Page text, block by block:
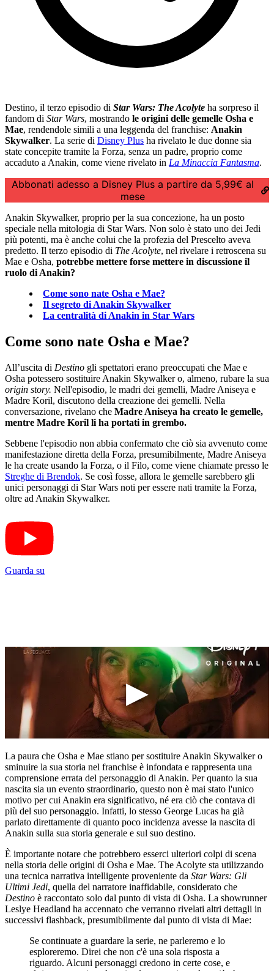
Destino, il terzo episodio di Star Wars: The Acolyte ha sorpreso il
fandom di Star Wars, mostrando le origini delle gemelle Osha e
Mae, rendendole simili a una leggenda del franchise: Anakin
Skywalker. La serie di Disney Plus ha rivelato le due donne sia
state concepite tramite la Forza, senza un padre, proprio come
accaduto a Anakin, come viene rivelato in La Minaccia Fantasma.
Abbonati adesso a Disney Plus a partire da 5,99€ al
mese
Anakin Skywalker, proprio per la sua concezione, ha un posto
speciale nella mitologia di Star Wars. Non solo è stato uno dei Jedi
più potenti, ma è anche colui che la profezia del Prescelto aveva
predetto. Il terzo episodio di The Acolyte, nel rivelare i retroscena su
Mae e Osha, potrebbe mettere forse mettere in discussione il
ruolo di Anakin?
Come sono nate Osha e Mae?
Il segreto di Anakin Skywalker
La centralità di Anakin in Star Wars
Come sono nate Osha e Mae?
All’uscita di Destino gli spettatori erano preoccupati che Mae e
Osha potessero sostituire Anakin Skywalker o, almeno, rubare la sua
origin story. Nell'episodio, le madri dei gemelli, Madre Aniseya e
Madre Koril, discutono della creazione dei gemelli. Nella
conversazione, rivelano che Madre Aniseya ha creato le gemelle,
mentre Madre Koril li ha portati in grembo.
Sebbene l'episodio non abbia confermato che ciò sia avvenuto come
manifestazione diretta della Forza, presumibilmente, Madre Aniseya
le ha create usando la Forza, o il Filo, come viene chiamate presso le
Streghe di Brendok. Se così fosse, allora le gemelle sarebbero gli
unici personaggi di Star Wars noti per essere nati tramite la Forza,
oltre ad Anakin Skywalker.
Guarda su
La paura che Osha e Mae stiano per sostituire Anakin Skywalker o
sminuire la sua storia nel franchise è infondata e rappresenta una
comprensione errata del personaggio di Anakin. Per quanto la sua
nascita sia un evento straordinario, questo non è mai stato l'unico
motivo per cui Anakin era significativo, né era ciò che contava di
più del suo personaggio. Infatti, lo stesso George Lucas ha già
parlato direttamente di quanto poco incidenza avesse la nascita di
Anakin sulla sua storia generale e sul suo destino.
È importante notare che potrebbero esserci ulteriori colpi di scena
nella storia delle origini di Osha e Mae. The Acolyte sta utilizzando
una tecnica narrativa intelligente proveniente da Star Wars: Gli
Ultimi Jedi, quella del narratore inaffidabile, considerato che
Destino è raccontato solo dal punto di vista di Osha. La showrunner
Leslye Headland ha accennato che verranno rivelati altri dettagli in
successivi flashback, presumibilmente dal punto di vista di Mae:
Se continuate a guardare la serie, ne parleremo e lo
esploreremo. Direi che non c'è una sola risposta a
riguardo. Alcuni personaggi credono in certe cose, e